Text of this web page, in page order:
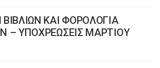
ΚΑΙ ΦΟΡΟΛΟΓΙΑ
– ΥΠΟΧΡΕΩΣΕΙΣ ΜΑΡΤΙΟΥ